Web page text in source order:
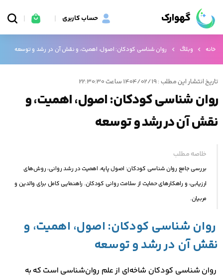
گهوارک حساب کاربری
خانه وبلاگ روان‌ شناسی کودکان: اصول، اهمیت، و نقش آن در رشد و توسعه
تاریخ انتشار این مطلب : 1404/02/19 ساعت 22:30:30
روان‌ شناسی کودکان: اصول، اهمیت، و
نقش آن در رشد و توسعه
خلاصه مطلب
بررسی جامع روان‌ شناسی کودکان: اصول پایه، اهمیت در رشد روانی، روش‌های
ارزیابی، و راهکارهای حمایت از سلامت روانی کودکان. راهنمایی کامل برای والدین و
مربیان.
روان‌ شناسی کودکان: اصول، اهمیت، و
نقش آن در رشد و توسعه
روان‌ شناسی کودکان شاخه‌ای از علم روان‌شناسی است که به